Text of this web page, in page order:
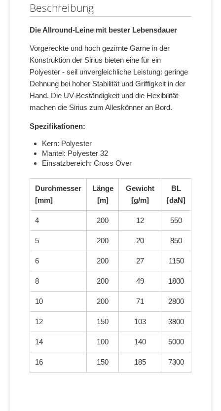
Beschreibung
Die Allround-Leine mit bester Lebensdauer
Vorgereckte und hoch gezirnte Garne in der
Konstruktion der Sirius bieten eine für ein
Polyester - seil unvergleichliche Leistung: geringe
Dehnung bei hoher Stabilität und Griffigkeit in der
Hand. Die UV-Beständigkeit und die Flexibilität
machen die Sirius zum Alleskönner an Bord.
Spezifikationen:
Kern: Polyester
Mantel: Polyester 32
Einsatzbereich: Cross Over
Durchmesser
[mm]
Länge
[m]
Gewicht
[g/m]
BL
[daN]
4 200 12 550
5 200 20 850
6 200 27 1150
8 200 49 1800
10 200 71 2800
12 150 103 3800
14 100 140 5000
16 150 185 7300